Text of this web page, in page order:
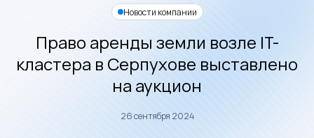
Новости компании
Право аренды земли возле IT-
кластера в Серпухове выставлено
на аукцион
26 сентября 2024